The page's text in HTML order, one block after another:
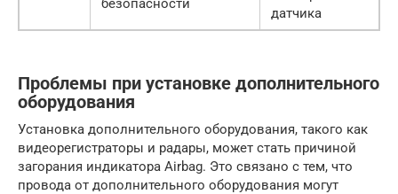
датчика
Проблемы при установке дополнительного
оборудования
Установка дополнительного оборудования, такого как
видеорегистраторы и радары, может стать причиной
загорания индикатора Airbag. Это связано с тем, что
провода от дополнительного оборудования могут